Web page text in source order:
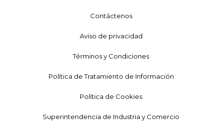
Contáctenos
Aviso de privacidad
Términos y Condiciones
Política de Tratamiento de Información
Política de Cookies
Superintendencia de Industria y Comercio